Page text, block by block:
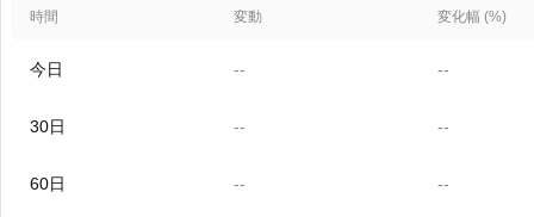
時間 変動 変化幅 (%)
今日 -- --
30日 -- --
60日 -- --